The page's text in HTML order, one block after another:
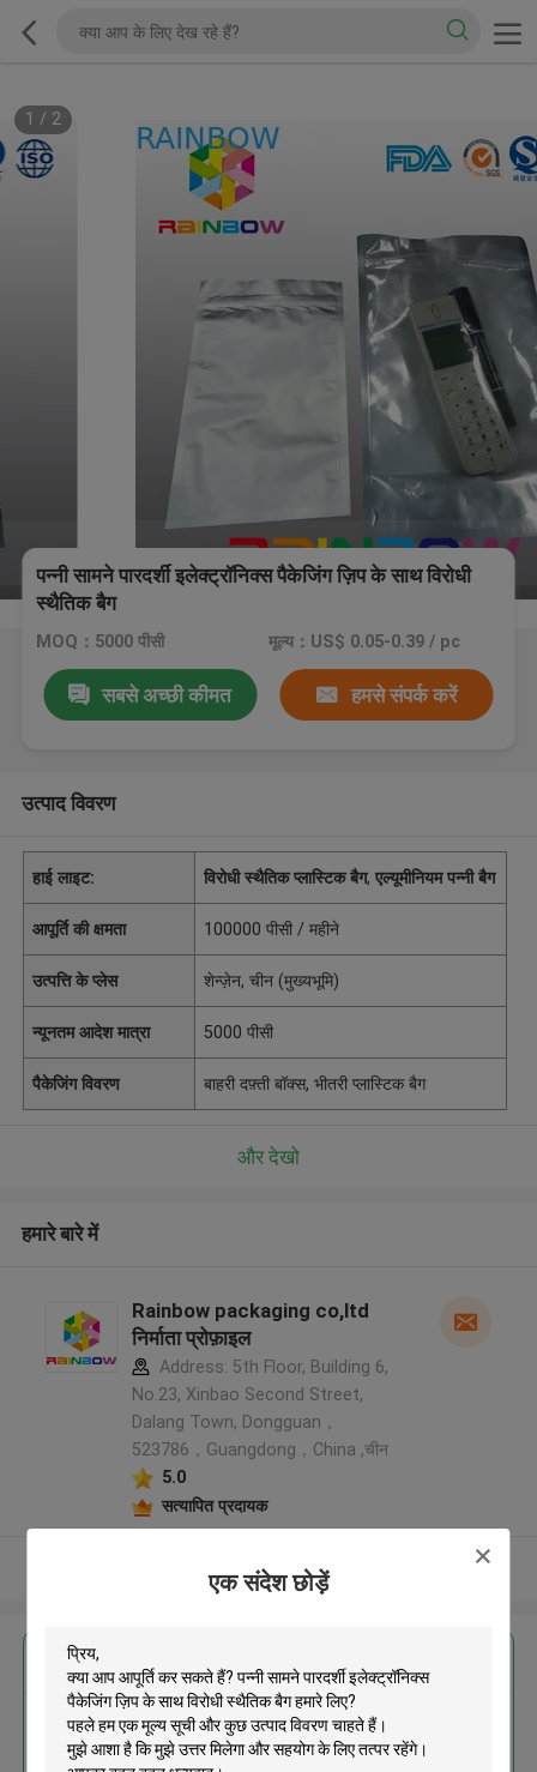
एक संदेश छोड़ें
1 / 2
पन्नी सामने पारदर्शी इलेक्ट्रॉनिक्स पैकेजिंग ज़िप के साथ विरोधी
स्थैतिक बैग
MOQ：5000 पीसी मूल्य：US$ 0.05-0.39 / pc
सबसे अच्छी कीमत हमसे संपर्क करें
उत्पाद विवरण
हाई लाइट: विरोधी स्थैतिक प्लास्टिक बैग,एल्यूमीनियम पन्नी बैग
आपूर्ति की क्षमता 100000 पीसी / महीने
उत्पत्ति के प्लेस शेन्ज़ेन, चीन (मुख्यभूमि)
न्यूनतम आदेश मात्रा 5000 पीसी
पैकेजिंग विवरण बाहरी दफ़्ती बॉक्स, भीतरी प्लास्टिक बैग
और देखो
हमारे बारे में
Rainbow packaging co,ltd
निर्माता प्रोफ़ाइल
Address: 5th Floor, Building 6,
No.23, Xinbao Second Street,
Dalang Town, Dongguan，
523786，Guangdong，China ,चीन
5.0
सत्यापित प्रदायक
और देखो
सबसे उत्तम प्रतिदान प्राप्त करें
पन्नी सामने पारदर्शी इलेक्ट्रॉनिक्स पैकेजिंग
ज़िप के साथ विरोधी स्थैतिक बैग